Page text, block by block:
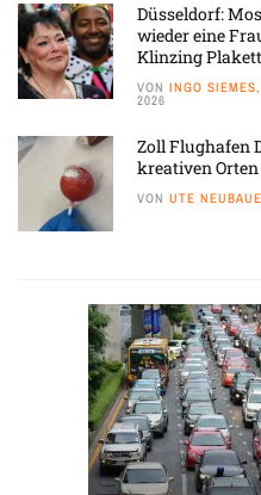
Düsseldorf:
wieder eine
Klinzing
VON INGO
2026
Zoll Flughafen
kreativen
VON UTE